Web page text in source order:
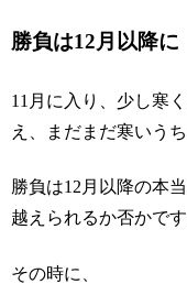
勝負は12月以降に
11月に入り、少し寒
え、まだまだ寒いう
勝負は12月以降の本
越えられるか否かです
その時に、